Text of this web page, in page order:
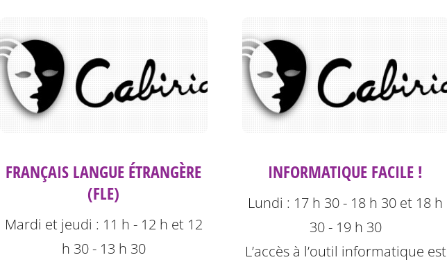
FRANÇAIS LANGUE ÉTRANGÈRE
(FLE)
Mardi et jeudi : 11 h - 12 h et 12
h 30 - 13 h 30
INFORMATIQUE FACILE !
Lundi : 17 h 30 - 18 h 30 et 18 h
30 - 19 h 30
L’accès à l’outil informatique est